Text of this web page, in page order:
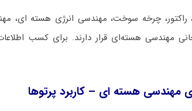
راکتور، چرخه سوخت، مهندسی انرژی هسته ای،
مهندسی هسته‌ای قرار دارند. برای کسب
مهندسی هسته ای – کاربرد پرتوها